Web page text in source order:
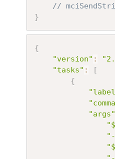
//
}
{
"version" :
"tasks" :
[
{
"args"